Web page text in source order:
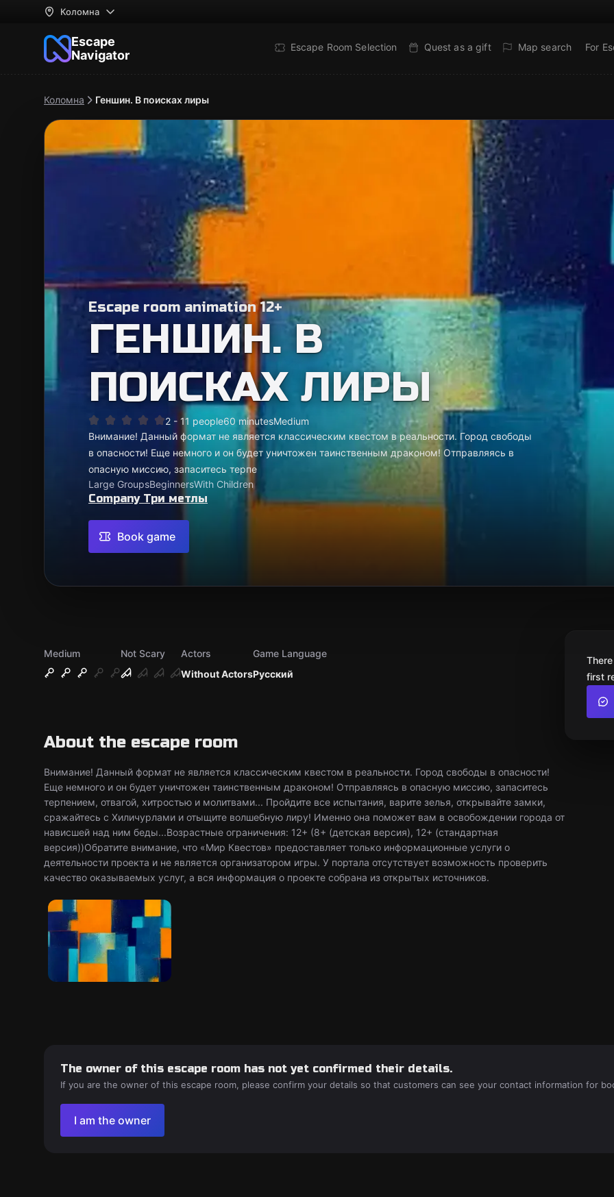
Коломна
Escape
Navigator
Escape Room Selection Quest as a gift Map search For
Коломна Геншин. В поисках лиры
Escape room animation 12+
ГЕНШИН. В
ПОИСКАХ ЛИРЫ
2 - 11 people60 minutesMedium
Внимание! Данный формат не является классическим квестом в реальности. Город свободы
в опасности! Еще немного и он будет уничтожен таинственным драконом! Отправляясь в
опасную миссию, запаситесь терпе
Large GroupsBeginnersWith Children
Company Три метлы
Book game
Medium
Not Scary
Without Actors
Actors
Русский
Game Language
About the escape room
Внимание! Данный формат не является классическим квестом в реальности. Город свободы в опасности!
Еще немного и он будет уничтожен таинственным драконом! Отправляясь в опасную миссию, запаситесь
терпением, отвагой, хитростью и молитвами... Пройдите все испытания, варите зелья, открывайте замки,
сражайтесь с Хиличурлами и отыщите волшебную лиру! Именно она поможет вам в освобождении города от
нависшей над ним беды...Возрастные ограничения: 12+ (8+ (детская версия), 12+ (стандартная
версия))Обратите внимание, что «Мир Квестов» предоставляет только информационные услуги о
деятельности проекта и не является организатором игры. У портала отсутствует возможность проверить
качество оказываемых услуг, а вся информация о проекте собрана из открытых источников.
first
The owner of this escape room has not yet confirmed their details.
If you are the owner of this escape room, please confirm your details so that customers can see your contact information for
I am the owner